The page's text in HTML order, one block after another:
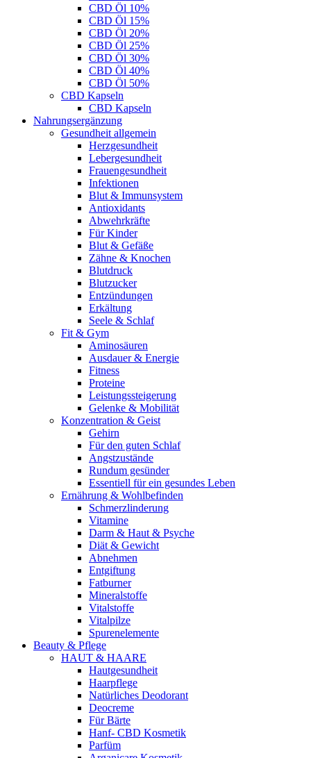
CBD Öl 10%
CBD Öl 15%
CBD Öl 20%
CBD Öl 25%
CBD Öl 30%
CBD Öl 40%
CBD Öl 50%
CBD Kapseln
CBD Kapseln
Nahrungsergänzung
Gesundheit allgemein
Herzgesundheit
Lebergesundheit
Frauengesundheit
Infektionen
Blut & Immunsystem
Antioxidants
Abwehrkräfte
Für Kinder
Blut & Gefäße
Zähne & Knochen
Blutdruck
Blutzucker
Entzündungen
Erkältung
Seele & Schlaf
Fit & Gym
Aminosäuren
Ausdauer & Energie
Fitness
Proteine
Leistungssteigerung
Gelenke & Mobilität
Konzentration & Geist
Gehirn
Für den guten Schlaf
Angstzustände
Rundum gesünder
Essentiell für ein gesundes Leben
Ernährung & Wohlbefinden
Schmerzlinderung
Vitamine
Darm & Haut & Psyche
Diät & Gewicht
Abnehmen
Entgiftung
Fatburner
Mineralstoffe
Vitalstoffe
Vitalpilze
Spurenelemente
Beauty & Pflege
HAUT & HAARE
Hautgesundheit
Haarpflege
Natürliches Deodorant
Deocreme
Für Bärte
Hanf- CBD Kosmetik
Parfüm